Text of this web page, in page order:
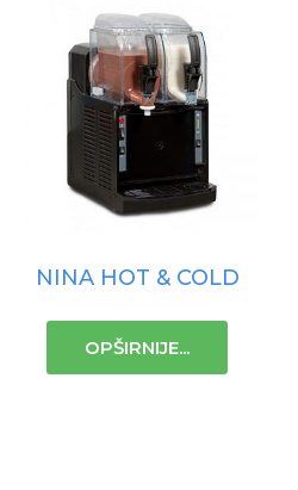
NINA HOT & COLD
OPŠIRNIJE...